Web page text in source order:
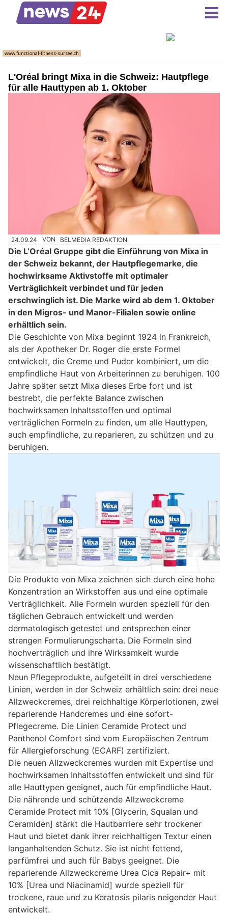
L'Oréal bringt Mixa in die Schweiz: Hautpflege
für alle Hauttypen ab 1. Oktober
24.09.24 VON BELMEDIA REDAKTION
Die L’Oréal Gruppe gibt die Einführung von Mixa in
der Schweiz bekannt, der Hautpflegemarke, die
hochwirksame Aktivstoffe mit optimaler
Verträglichkeit verbindet und für jeden
erschwinglich ist. Die Marke wird ab dem 1. Oktober
in den Migros- und Manor-Filialen sowie online
erhältlich sein.
Die Geschichte von Mixa beginnt 1924 in Frankreich,
als der Apotheker Dr. Roger die erste Formel
entwickelt, die Creme und Puder kombiniert, um die
empfindliche Haut von Arbeiterinnen zu beruhigen. 100
Jahre später setzt Mixa dieses Erbe fort und ist
bestrebt, die perfekte Balance zwischen
hochwirksamen Inhaltsstoffen und optimal
verträglichen Formeln zu finden, um alle Hauttypen,
auch empfindliche, zu reparieren, zu schützen und zu
beruhigen.
Die Produkte von Mixa zeichnen sich durch eine hohe
Konzentration an Wirkstoffen aus und eine optimale
Verträglichkeit. Alle Formeln wurden speziell für den
täglichen Gebrauch entwickelt und werden
dermatologisch getestet und entsprechen einer
strengen Formulierungscharta. Die Formeln sind
hochverträglich und ihre Wirksamkeit wurde
wissenschaftlich bestätigt.
Neun Pflegeprodukte, aufgeteilt in drei verschiedene
Linien, werden in der Schweiz erhältlich sein: drei neue
Allzweckcremes, drei reichhaltige Körperlotionen, zwei
reparierende Handcremes und eine sofort-
Pflegecreme. Die Linien Ceramide Protect und
Panthenol Comfort sind vom Europäischen Zentrum
für Allergieforschung (ECARF) zertifiziert.
Die neuen Allzweckcremes wurden mit Expertise und
hochwirksamen Inhaltsstoffen entwickelt und sind für
alle Hauttypen geeignet, auch für empfindliche Haut.
Die nährende und schützende Allzweckcreme
Ceramide Protect mit 10% [Glycerin, Squalan und
Ceramiden] stärkt die Hautbarriere sehr trockener
Haut und bietet dank ihrer reichhaltigen Textur einen
langanhaltenden Schutz. Sie ist nicht fettend,
parfümfrei und auch für Babys geeignet. Die
reparierende Allzweckcreme Urea Cica Repair+ mit
10% [Urea und Niacinamid] wurde speziell für
trockene, raue und zu Keratosis pilaris neigender Haut
entwickelt.